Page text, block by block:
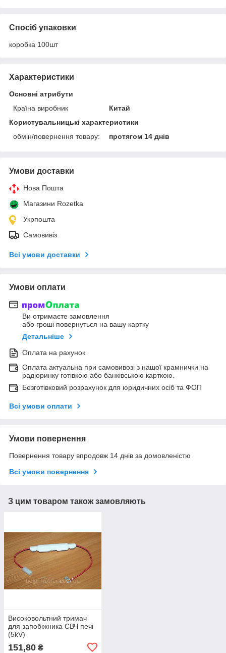
Спосіб упаковки
коробка 100шт
Характеристики
Основні атрибути
Країна виробник
Китай
Користувальницькі характеристики
обмін/повернення товару:
протягом 14 днів
Умови доставки
Нова Пошта
Магазини Rozetka
Укрпошта
Самовивіз
Всі умови доставки
Умови оплати
Ви отримаєте замовлення
або гроші повернуться на вашу картку
Детальніше
Оплата на рахунок
Оплата актуальна при самовивозі з нашої крамнички на
радіоринку готівкою або банківською карткою.
Безготівковий розрахунок для юридичних осіб та ФОП
Всі умови оплати
Умови повернення
Повернення товару впродовж 14 днів за домовленістю
Всі умови повернення
З цим товаром також замовляють
Високовольтний тримач
для запобіжника СВЧ печі
(5kV)
151,80 ₴